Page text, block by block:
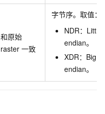
和原始
raster 一致
字节序。取值：
NDR：Little
endian。
XDR：Big
endian。